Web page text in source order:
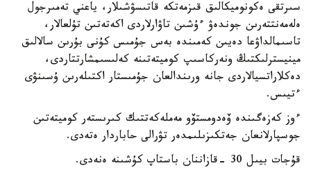
سىرتقى ەكونوميكالىق قىزمەتكە قاتىسۋشىلار، ياعني تەمىرجول
ەلەمەنتتەرىن جوندەۋ ءۇشىن تاۋارلاردى اكەتەتىن تۇلعالار،
تاسىمالداۋعا دەيىن كەمىندە بەس جۇمىس كۇنى بۇرىن سالالىق
مينيسترلىكتىڭ ونەركاسىپ كوميتەتىنە كەلىسىمشارتتاردى،
دەكلاراتسيالاردى جانە ورىندالعان جۇمىستار اكتىلەرىن ۇسىنۋى
ءتيىس.
ءوز كەزەگىندە ۆەدومستۆو مەملەكەتتىك كىرىستەر كوميتەتىن
جوسپارلانعان جەتكىزىلىمدەر تۋرالى حاباردار ەتەدى.
قۇجات بيىل 30 -قازاننان باستاپ كۇشىنە ەنەدى.